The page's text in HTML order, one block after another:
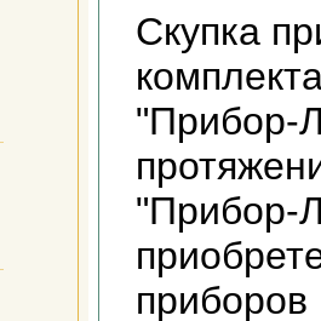
Скупка
"Прибор-
"Прибор-